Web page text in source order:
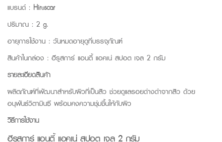
แบรนด์ : Hiruscar
ปริมาณ : 2 g.
อายุการใช้งาน : วันหมดอายุดูที่บรรจุภัณฑ์
สินค้าในกล่อง : ฮีรูสการ์ แอนตี้ แอคเน่ สปอต เจล 2 กรัม
รายละเอียดสินค้า
ผลิตภัณฑ์ที่พัฒนาสำหรับผิวที่เป็นสิว ช่วยดูแลรอยด่างดำจากสิว ด้วย
อนุพันธ์วิตามินซี พร้อมคงความชุ่มชื้นให้กับผิว
วิธีการใช้งาน
ฮีรูสการ์ แอนตี้ แอคเน่ สปอต เจล 2 กรัม